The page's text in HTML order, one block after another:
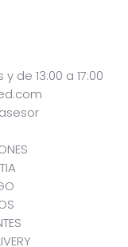
de 13:00 a 17:00